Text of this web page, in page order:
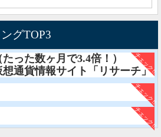
グTOP3
った数ヶ月で3.4倍！）
想通貨情報サイト「リサーチ」